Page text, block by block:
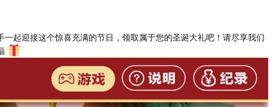
起迎接这个惊喜充满的节日，领取属于您的圣诞大礼吧！请尽享我们